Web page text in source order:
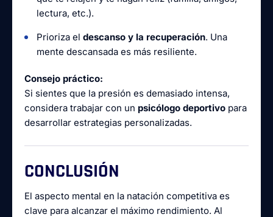
lectura, etc.).
Prioriza el descanso y la recuperación. Una
mente descansada es más resiliente.
Consejo práctico:
Si sientes que la presión es demasiado intensa,
considera trabajar con un psicólogo deportivo para
desarrollar estrategias personalizadas.
CONCLUSIÓN
El aspecto mental en la natación competitiva es
clave para alcanzar el máximo rendimiento. Al